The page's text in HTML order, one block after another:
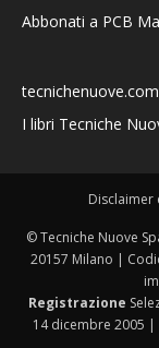
Abbonati a PCB
tecnichenuove.com
I libri Tecniche
Disclaimer
© Tecniche Nuove
20157 Milano |
Registrazione
14 dicembre 2005 |